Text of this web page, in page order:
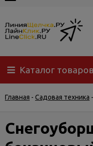
Доставка
Самовывоз
Гарантия
возврат
Каталог товаров
Главная - Садовая техника -